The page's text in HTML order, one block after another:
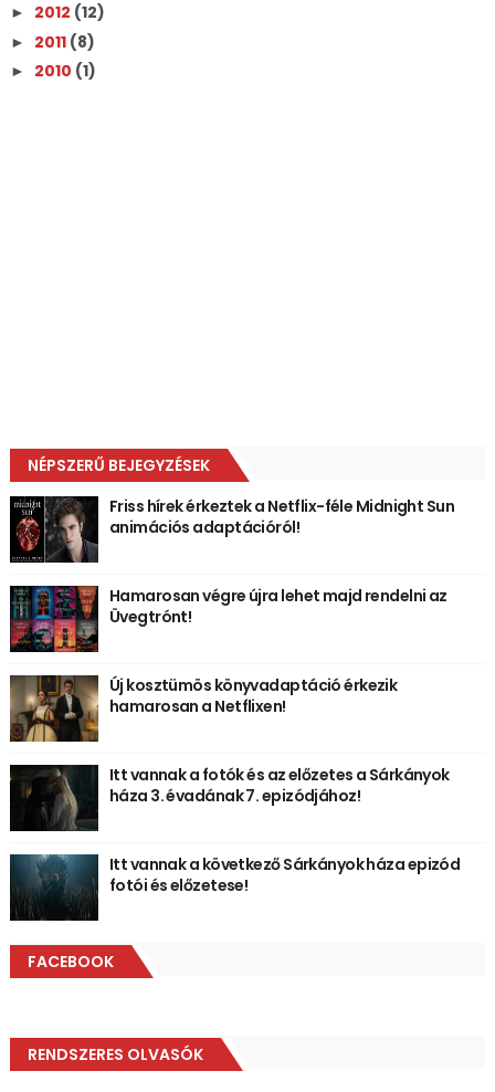
► 2012 (12)
► 2011 (8)
► 2010 (1)
NÉPSZERŰ BEJEGYZÉSEK
Friss hírek érkeztek a Netflix-féle Midnight Sun
animációs adaptációról!
Hamarosan végre újra lehet majd rendelni az
Üvegtrónt!
Új kosztümös könyvadaptáció érkezik
hamarosan a Netflixen!
Itt vannak a fotók és az előzetes a Sárkányok
háza 3. évadának 7. epizódjához!
Itt vannak a következő Sárkányok háza epizód
fotói és előzetese!
FACEBOOK
RENDSZERES OLVASÓK